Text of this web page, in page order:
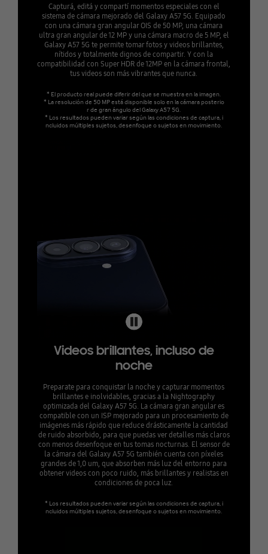
Capturá, editá y compartí momentos especiales con el
sistema de cámara mejorado del Galaxy A57 5G. Equipado
con una cámara gran angular OIS de 50 MP, una cámara
ultra gran angular de 12 MP y una cámara macro de 5 MP, el
Galaxy A57 5G te permite tomar fotos y videos brillantes,
nítidos y totalmente dignos de compartir. Y con la
compatibilidad con Super HDR de 12MP en la cámara frontal,
tus videos son más vibrantes que nunca.
* El producto real puede diferir del que se muestra en la imagen.
* La resolución de 50 MP está disponible solo en la cámara posterio
r de gran ángulo del Galaxy A57 5G.
* Los resultados pueden variar según las condiciones de captura, i
ncluidos múltiples sujetos, desenfoque o sujetos en movimiento.
Videos brillantes, incluso de
noche
Preparate para conquistar la noche y capturar momentos
brillantes e inolvidables, gracias a la Nightography
optimizada del Galaxy A57 5G. La cámara gran angular es
compatible con un ISP mejorado para un procesamiento de
imágenes más rápido que reduce drásticamente la cantidad
de ruido absorbido, para que puedas ver detalles más claros
con menos desenfoque en tus tomas nocturnas. El sensor de
la cámara del Galaxy A57 5G también cuenta con píxeles
grandes de 1,0 um, que absorben más luz del entorno para
obtener videos con poco ruido, más brillantes y realistas en
condiciones de poca luz.
* Los resultados pueden variar según las condiciones de captura, i
ncluidos múltiples sujetos, desenfoque o sujetos en movimiento.